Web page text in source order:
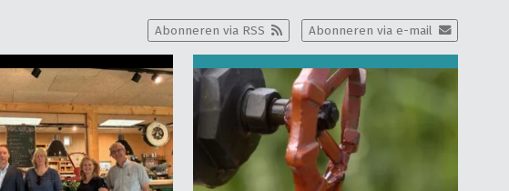
Abonneren via e-mail
Abonneren via RSS